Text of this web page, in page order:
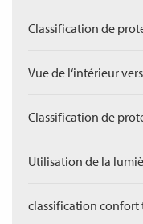
Classification de
Vue de l‘intérieur
Classification de
Utilisation de la
classification confort